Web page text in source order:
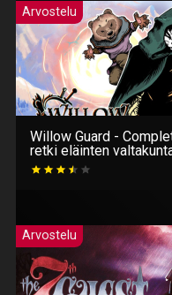
Arvostelu
Willow Guard -
retki eläinten
Arvostelu